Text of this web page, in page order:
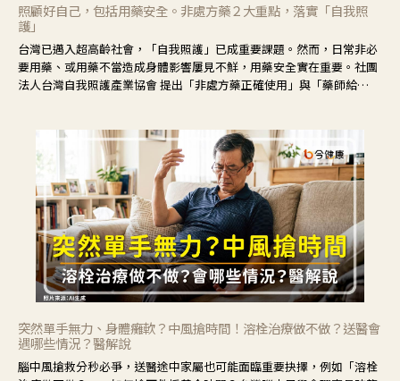
照顧好自己，包括用藥安全。非處方藥２大重點，落實「自我照
護」
台灣已邁入超高齡社會，「自我照護」已成重要課題。然而，日常非必
要用藥、或用藥不當造成身體影響屢見不鮮，用藥安全實在重要。社團
法人台灣自我照護產業協會 提出「非處方藥正確使用」與「藥師給
突然單手無力、身體癱軟？中風搶時間！溶栓治療做不做？送醫會
遇哪些情況？醫解說
腦中風搶救分秒必爭，送醫途中家屬也可能面臨重要抉擇，例如「溶栓